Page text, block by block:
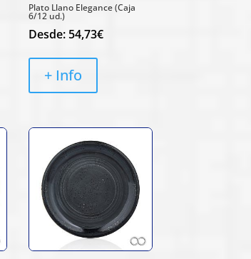
Plato Llano Elegance (Caja
6/12 ud.)
Desde:54,73€
+ Info